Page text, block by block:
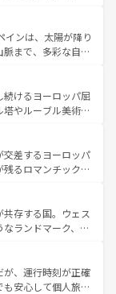
マルフィ海岸の絶
合間には、本場の
を堪能することも
旅をしてみよう！
ツ一覧 を参照してほ
インは、太陽が降り
まで、多彩な自然
メンコ、熱気あふ
の一部となってい
や、バルセロナの
で多彩な表情を見
るスペインはその個
る。 なお、新着のスペイン情報はコ
続けるヨーロッパ屈
やルーブル美術館
宮殿、歴史的な大
然が、訪れる者を心
国としても知ら
、プロヴァンスの
み方が可能だ。さ
おり、どの街角に
なる文化を体験で
情報はコンテンツ一覧
交差するヨーロッパ
るロマンチック街
ることがない。ベ
ルプスの絶景、そ
景は必見。ビール
新着の
てほしい。
存する国。ウェス
ランドマーク、歴
雅なアフタヌーン
国パブ、サッカー観
富。イギリスを旅
が、運行時刻が正確
安心して個人旅行